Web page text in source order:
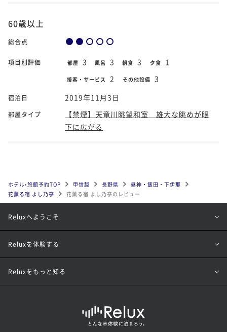
60歳以上
総合点
項目別評価 部屋 3 風呂 3 朝食 3 夕食 1
接客・サービス 2 その他設備 3
宿泊日 2019年11月3日
部屋タイプ
【禁煙】天竜川眺望和室 雄大な眺めが眼
下に広がる
ホテル•旅館予約TOP 甲信越 長野県
昼神・飯田・下伊那
花薫る宿 よし乃亭
花薫る宿 よし乃亭のレビュー
Reluxへようこそ
Reluxを体験する
Reluxをもっと知る